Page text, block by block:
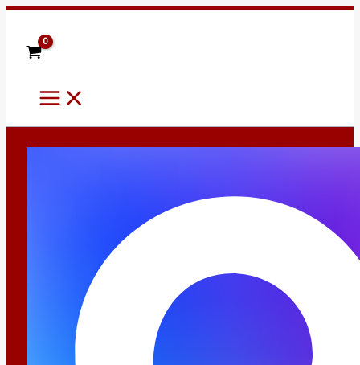
Перейти
содержимому
Main